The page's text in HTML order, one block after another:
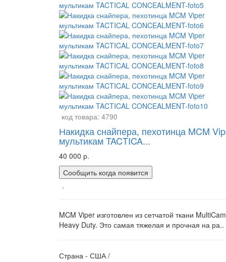
код товара: 4790
Накидка снайпера, пехотинца MCM
мультикам TACTICA...
40 000 р.
Сообщить когда появится
MCM Viper изготовлен из сетчатой ​​ткани MultiCam
Heavy Duty. Это самая тяжелая и прочная на ра..
Страна - США /